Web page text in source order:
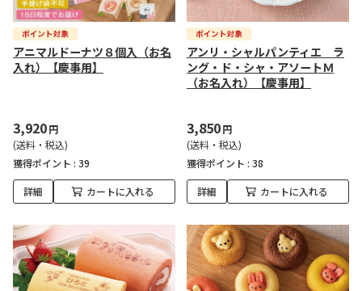
アニマルドーナツ８個入（お名
入れ）【慶事用】
3,920円
(送料・税込)
獲得ポイント : 39
詳細 カートに入れる
アンリ・シャルパンティエ ラ
ング・ド・シャ・アソートＭ
（お名入れ）【慶事用】
3,850円
(送料・税込)
獲得ポイント : 38
詳細 カートに入れる